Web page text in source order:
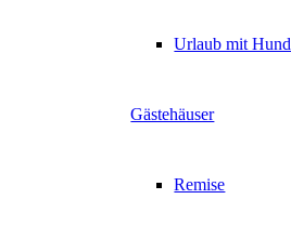
Urlaub mit Hund
Gästehäuser
Remise